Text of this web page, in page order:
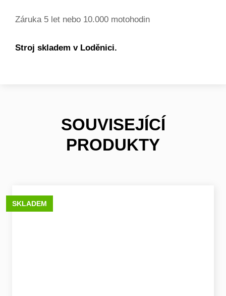
Záruka 5 let nebo 10.000 motohodin
Stroj skladem v Loděnici.
SOUVISEJÍCÍ
PRODUKTY
SKLADEM